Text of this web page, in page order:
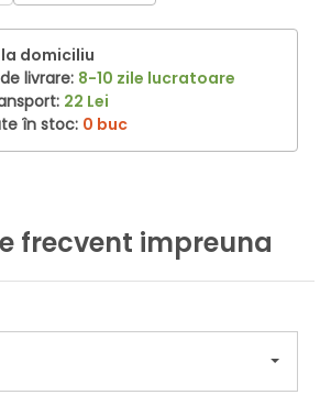
domiciliu
livrare: 8-10 zile lucratoare
22 Lei
în stoc: 0 buc
frecvent impreuna